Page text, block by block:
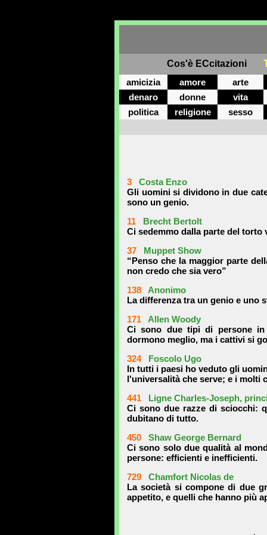
Cos'è ECcitazioni
amicizia
amore
arte
denaro
donne
vita
politica
religione sesso
3
Costa Enzo
Gli uomini si dividono in due
sono un genio.
11
Brecht Bertolt
Ci sedemmo dalla parte del
37
Muppet Show
“Penso che la maggior parte
non credo che sia vero”
138
Anonimo
La differenza tra un genio e uno
171
Allen Woody
Ci sono due tipi di persone
dormono meglio, ma i cattivi si
324
Foscolo Ugo
In tutti i paesi ho veduto gli
l'universalità che serve; e i molti
441
Ligne Charles-Joseph,
Ci sono due razze di sciocchi:
dubitano di tutto.
450
Shaw George Bernard
Ci sono solo due qualità al
persone: efficienti e inefficienti.
729
Chamfort Nicolas de
La società si compone di due
appetito, e quelli che hanno più